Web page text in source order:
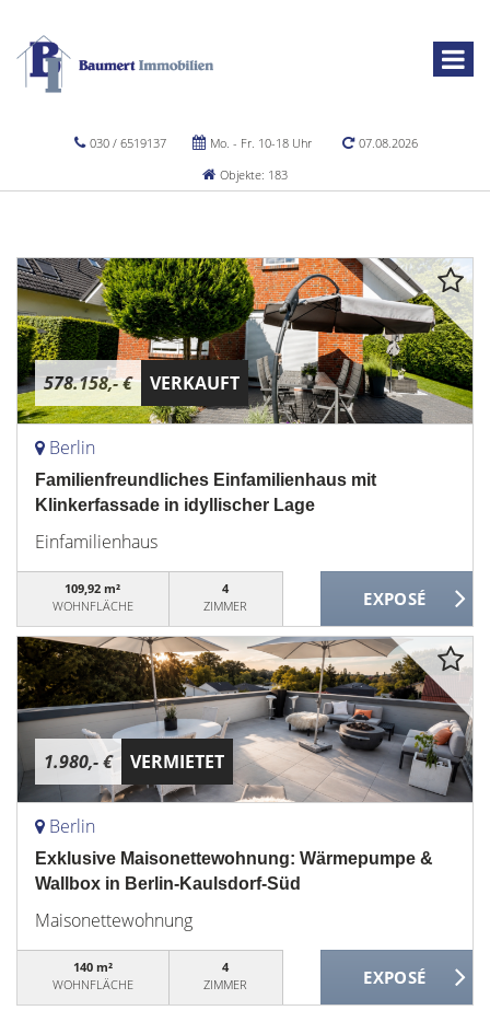
030 / 6519137 Mo. - Fr. 10-18 Uhr
07.08.2026
Objekte: 183
578.158,- € VERKAUFT
Berlin
Familienfreundliches Einfamilienhaus mit
Klinkerfassade in idyllischer Lage
Einfamilienhaus
109,92 m²
WOHNFLÄCHE
4
ZIMMER
1.980,- € VERMIETET
Berlin
Exklusive Maisonettewohnung: Wärmepumpe &
Wallbox in Berlin-Kaulsdorf-Süd
Maisonettewohnung
140 m²
WOHNFLÄCHE
4
ZIMMER